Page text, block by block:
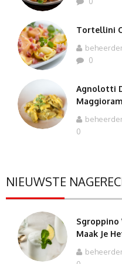
Tortellini
0
Agnolotti
0
NIEUWSTE
Sgroppino
Maak Je